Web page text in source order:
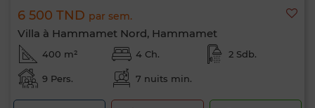
6 500 TND par sem.
Villa à Hammamet Nord, Hammamet
400 m² 4 Ch. 2 Sdb.
9 Pers. 7 nuits min.